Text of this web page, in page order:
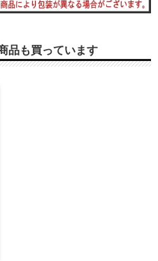
品も買っています